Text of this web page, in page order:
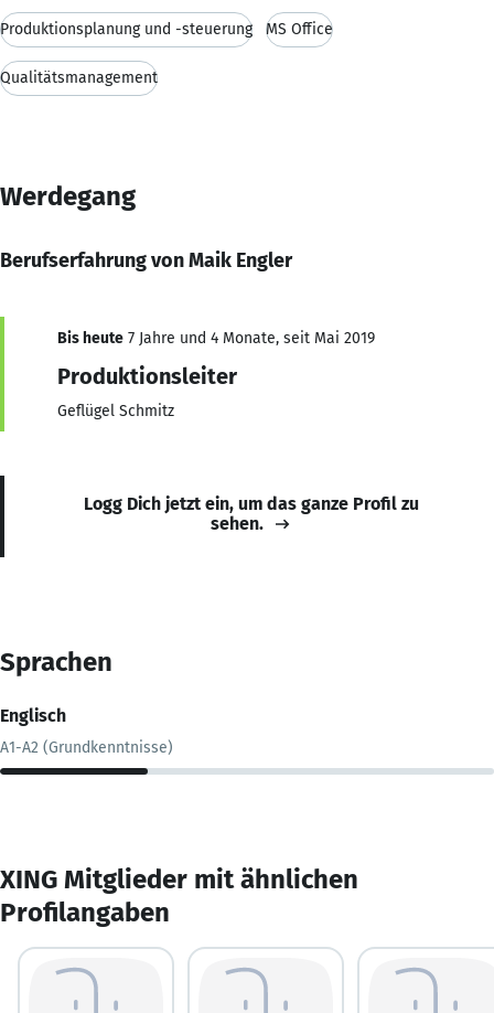
Produktionsplanung und -steuerung MS Office
Qualitätsmanagement
Werdegang
Berufserfahrung von Maik Engler
Bis heute 7 Jahre und 4 Monate, seit Mai 2019
Produktionsleiter
Geflügel Schmitz
Logg Dich jetzt ein, um das ganze Profil zu
sehen.
Sprachen
Englisch
A1-A2 (Grundkenntnisse)
XING Mitglieder mit ähnlichen
Profilangaben